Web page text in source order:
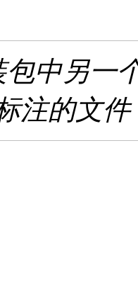
中另一
注的文